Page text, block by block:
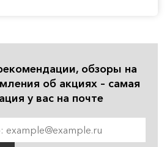
обзоры на
об акциях – самая
у вас на почте